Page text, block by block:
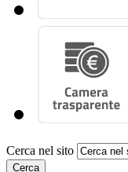
Cerca nel sito
Cerca